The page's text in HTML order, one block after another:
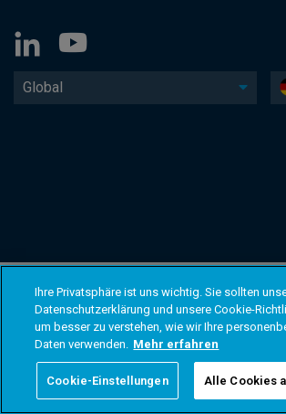
Global
Ihre Privatsphäre ist uns wichtig. Sie sollten
Datenschutzerklärung und unsere Cookie-
um besser zu verstehen, wie wir Ihre
Daten verwenden. Mehr erfahren
Cookie-Einstellungen Alle Cookies